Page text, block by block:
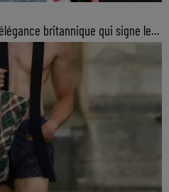
britannique qui signe le...